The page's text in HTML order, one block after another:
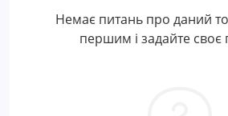
Немає питань про даний
першим і задайте своє